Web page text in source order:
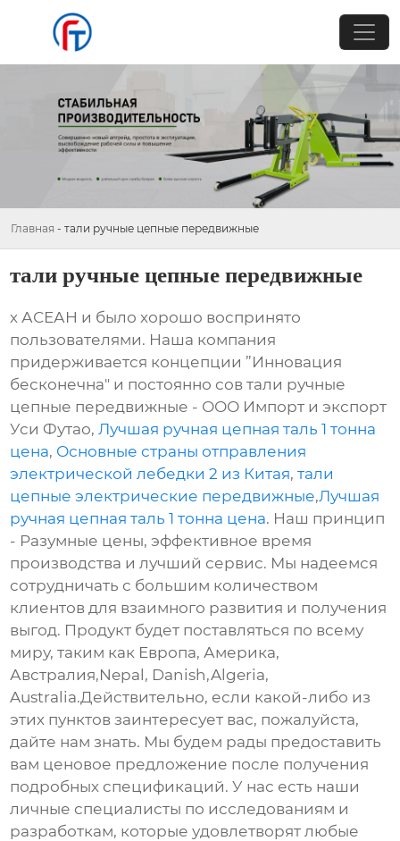
Главная - тали ручные цепные передвижные
тали ручные цепные передвижные
х АСЕАН и было хорошо воспринято
пользователями. Наша компания
придерживается концепции ”Инновация
бесконечна" и постоянно сов тали ручные
цепные передвижные - ООО Импорт и экспорт
Уси Футао, Лучшая ручная цепная таль 1 тонна
цена, Основные страны отправления
электрической лебедки 2 из Китая,тали
цепные электрические передвижные,Лучшая
ручная цепная таль 1 тонна цена. Наш принцип
- Разумные цены, эффективное время
производства и лучший сервис. Мы надеемся
сотрудничать с большим количеством
клиентов для взаимного развития и получения
выгод. Продукт будет поставляться по всему
миру, таким как Европа, Америка,
Австралия,Nepal, Danish,Algeria,
Australia.Действительно, если какой-либо из
этих пунктов заинтересует вас, пожалуйста,
дайте нам знать. Мы будем рады предоставить
вам ценовое предложение после получения
подробных спецификаций. У нас есть наши
личные специалисты по исследованиям и
разработкам, которые удовлетворят любые